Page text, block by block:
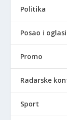
Politika
Posao i oglasi
Promo
Radarske
Sport